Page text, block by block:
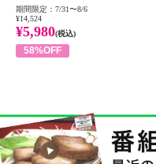
期間限定：7/31〜8/6
¥14,524
¥5,980(税込)
58%OFF